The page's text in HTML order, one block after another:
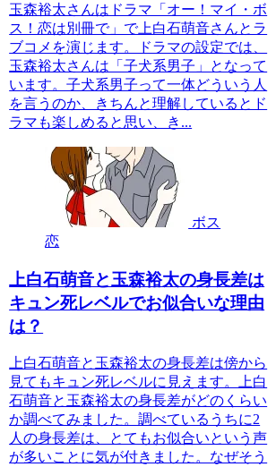
玉森裕太さんはドラマ「オー！マイ・ボ
ス！恋は別冊で」で上白石萌音さんとラ
ブコメを演じます。ドラマの設定では、
玉森裕太さんは「子犬系男子」となって
います。子犬系男子って一体どういう人
を言うのか、きちんと理解しているとド
ラマも楽しめると思い、き...
ボス
恋
上白石萌音と玉森裕太の身長差は
キュン死レベルでお似合いな理由
は？
上白石萌音と玉森裕太の身長差は傍から
見てもキュン死レベルに見えます。上白
石萌音と玉森裕太の身長差がどのくらい
か調べてみました。調べているうちに2
人の身長差は、とてもお似合いという声
が多いことに気が付きました。なぜそう